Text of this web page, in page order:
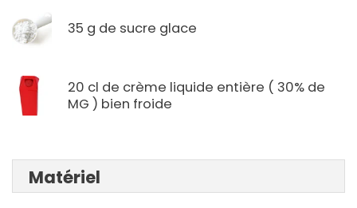
35 g de sucre glace
20 cl de crème liquide entière ( 30% de
MG ) bien froide
Matériel